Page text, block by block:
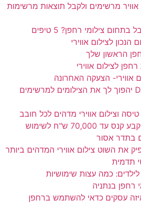
אוויר מרשימים ולקבל תוצאות מרשימות
צילומי רחפן? 5 טיפים
לצילום אווירי
הראשון שלך
אווירי- הצעקה האחרונה
מצב צילום D-LOG יהפוך לך את הצילומים למרשימים
וצילום אווירי מדהים לכל חובב
משרד התקשורת קבע קנס עד 70,000 ש"ח לשימוש
בתדר אסור
תדמית
כמה עצות שימושיות
עסקים כדאי להשתמש ברחפן